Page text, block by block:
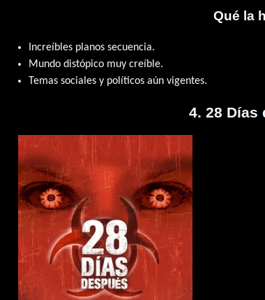
Qué la
Increíbles planos secuencia.
Mundo distópico muy creíble.
Temas sociales y políticos aún vigentes.
4. 28 Días